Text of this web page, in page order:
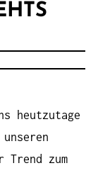
heutzutage
Trend zum